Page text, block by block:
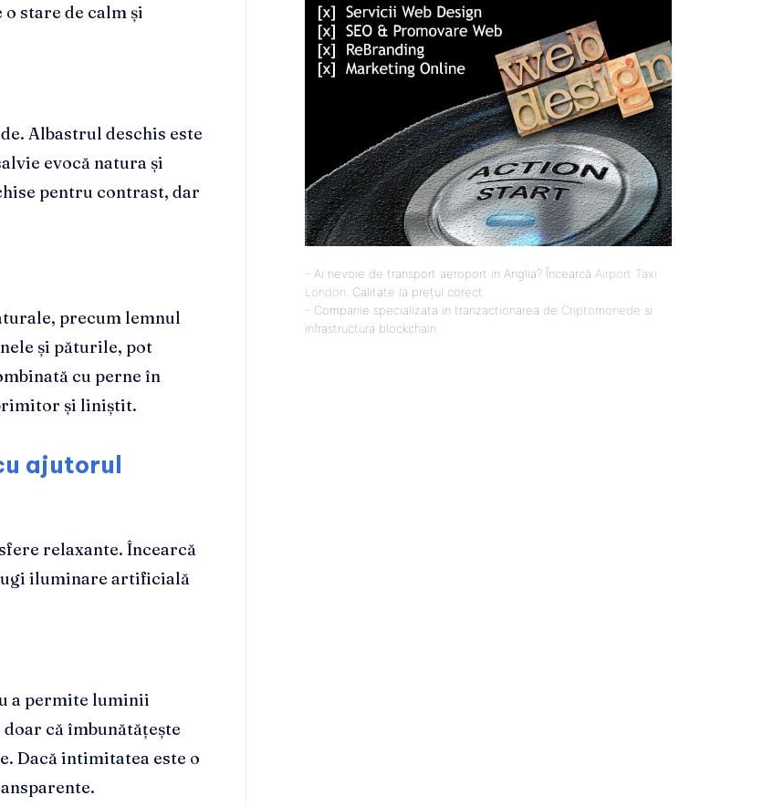
stare de calm și
Albastrul deschis este
evocă natura și
pentru contrast, dar
precum lemnul
și păturile, pot
cu perne în
și liniștit.
ajutorul
relaxante. Încearcă
iluminare artificială
a permite luminii
că îmbunătățește
Dacă intimitatea este o
- Ai nevoie de transport aeroport in Anglia? Încearcă Airport Taxi
London . Calitate la prețul corect.
- Companie specializata in tranzactionarea de Criptomonede si
infrastructura blockchain.